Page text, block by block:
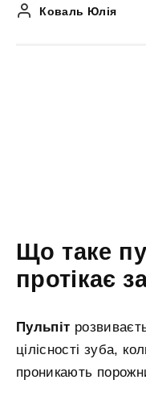
Коваль Юлія
Що таке
протікає
Пульпіт
цілісності зуба,
проникають